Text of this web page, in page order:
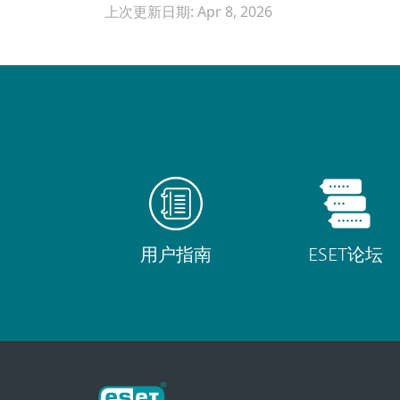
上次更新日期: Apr 8, 2026
用户指南 ESET论坛